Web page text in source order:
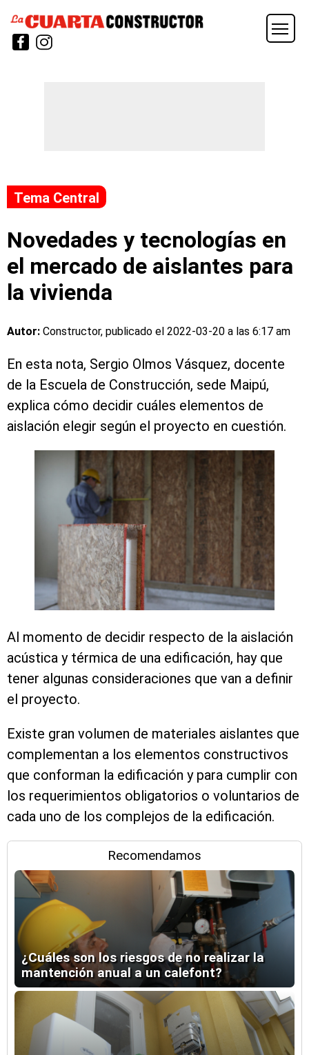
Tema Central
Novedades y tecnologías en
el mercado de aislantes para
la vivienda
Autor: Constructor, publicado el 2022-03-20 a las 6:17 am
En esta nota, Sergio Olmos Vásquez, docente
de la Escuela de Construcción, sede Maipú,
explica cómo decidir cuáles elementos de
aislación elegir según el proyecto en cuestión.
Al momento de decidir respecto de la aislación
acústica y térmica de una edificación, hay que
tener algunas consideraciones que van a definir
el proyecto.
Existe gran volumen de materiales aislantes que
complementan a los elementos constructivos
que conforman la edificación y para cumplir con
los requerimientos obligatorios o voluntarios de
cada uno de los complejos de la edificación.
Recomendamos
¿Cuáles son los riesgos de no realizar la
mantención anual a un calefont?